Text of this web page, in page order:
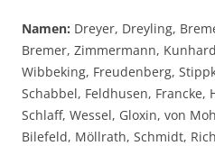
Namen: Dreyer, Dreyling,
Bremer, Zimmermann,
Wibbeking, Freudenberg,
Schabbel, Feldhusen, Francke,
Schlaff, Wessel, Gloxin, von
Bilefeld, Möllrath, Schmidt,